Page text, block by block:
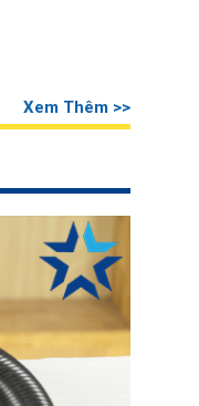
Xem Thêm >>